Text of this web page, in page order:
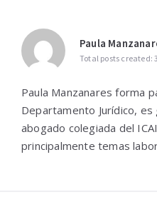
Paula
Total posts created: 3
Paula Manzanares forma
Departamento Jurídico,
abogado colegiada del
principalmente temas